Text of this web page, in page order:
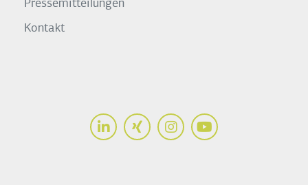
Pressemitteilungen
Kontakt
LinkedInXing InstagramYoutube